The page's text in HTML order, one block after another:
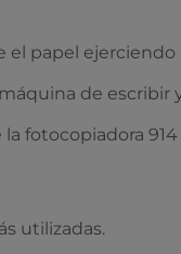
el papel ejerciendo
de escribir
fotocopiadora
utilizadas.